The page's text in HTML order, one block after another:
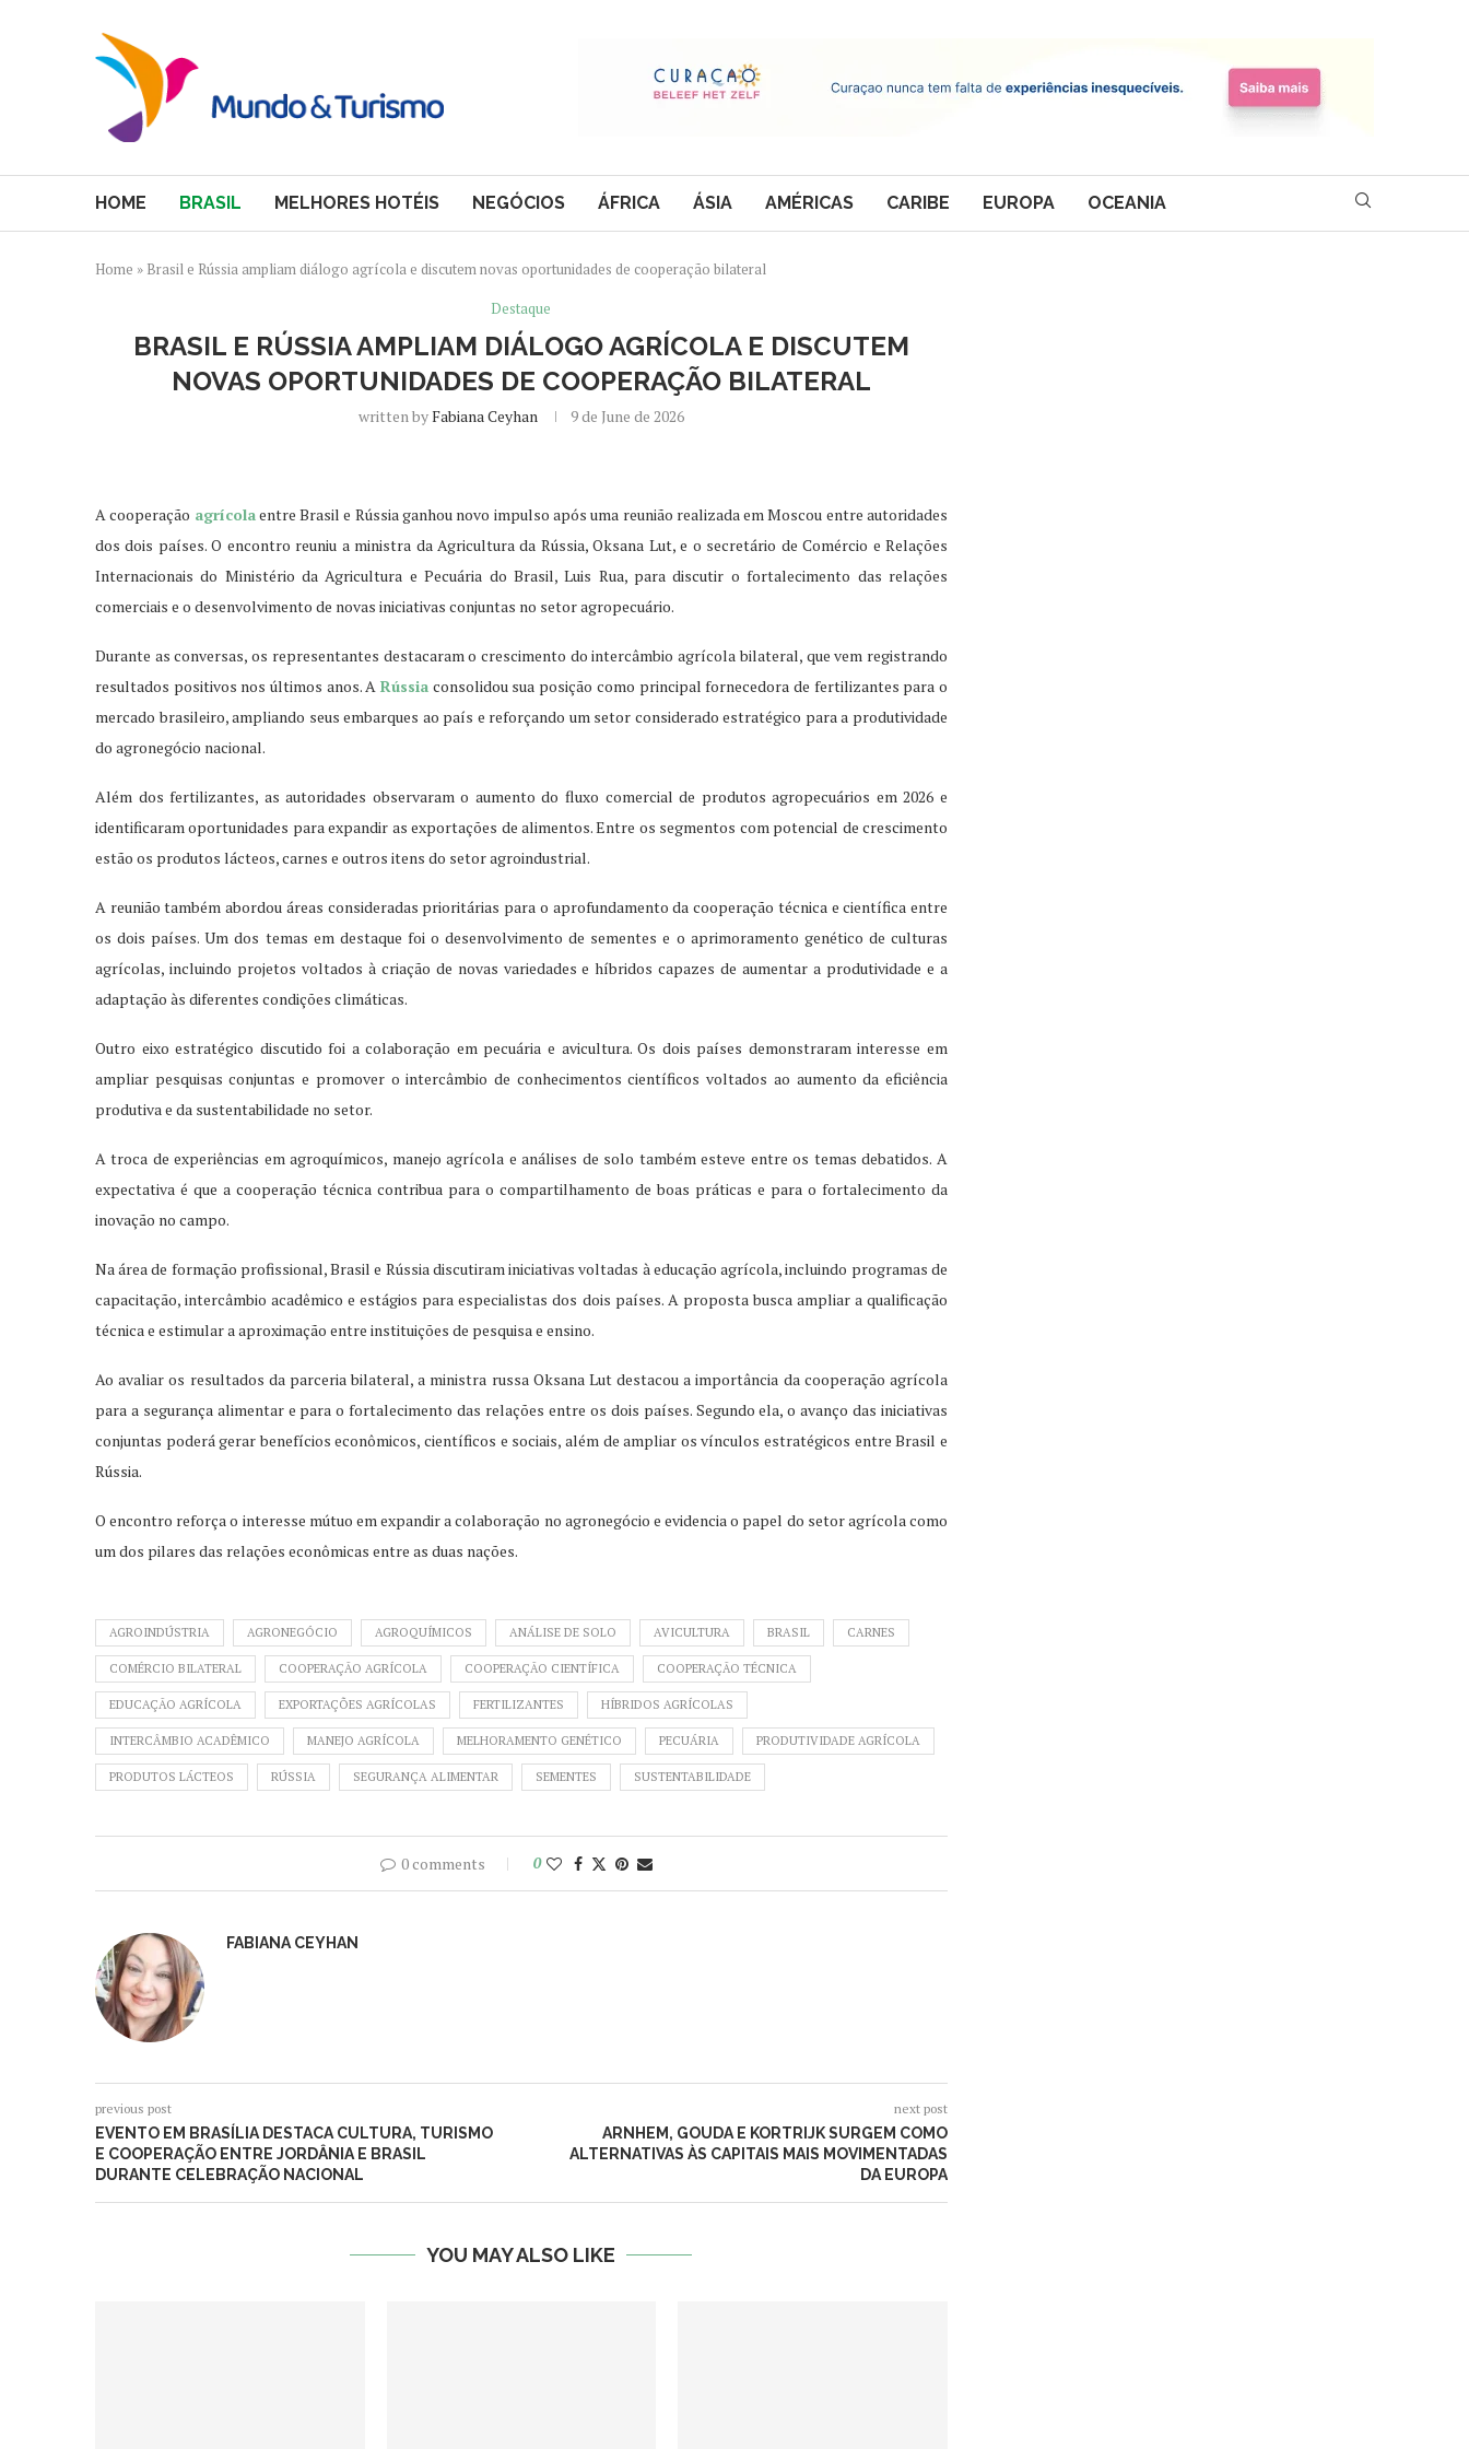
HOME BRASIL MELHORES HOTÉIS NEGÓCIOS ÁFRICA ÁSIA AMÉRICAS CARIBE EUROPA OCEANIA
Home » Brasil e Rússia ampliam diálogo agrícola e discutem novas oportunidades de cooperação bilateral
Destaque
BRASIL E RÚSSIA AMPLIAM DIÁLOGO AGRÍCOLA E DISCUTEM
NOVAS OPORTUNIDADES DE COOPERAÇÃO BILATERAL
written byFabiana Ceyhan 9 de June de 2026
A cooperação agrícolaentre Brasil e Rússia ganhou novo impulso após uma reunião realizada em Moscou entre autoridades
dos dois países. O encontro reuniu a ministra da Agricultura da Rússia, Oksana Lut, e o secretário de Comércio e Relações
Internacionais do Ministério da Agricultura e Pecuária do Brasil, Luis Rua, para discutir o fortalecimento das relações
comerciais e o desenvolvimento de novas iniciativas conjuntas no setor agropecuário.
Durante as conversas, os representantes destacaram o crescimento do intercâmbio agrícola bilateral, que vem registrando
resultados positivos nos últimos anos. ARússia consolidou sua posição como principal fornecedora de fertilizantes para o
mercado brasileiro, ampliando seus embarques ao país e reforçando um setor considerado estratégico para a produtividade
do agronegócio nacional.
Além dos fertilizantes, as autoridades observaram o aumento do fluxo comercial de produtos agropecuários em 2026 e
identificaram oportunidades para expandir as exportações de alimentos. Entre os segmentos com potencial de crescimento
estão os produtos lácteos, carnes e outros itens do setor agroindustrial.
A reunião também abordou áreas consideradas prioritárias para o aprofundamento da cooperação técnica e científica entre
os dois países. Um dos temas em destaque foi o desenvolvimento de sementes e o aprimoramento genético de culturas
agrícolas, incluindo projetos voltados à criação de novas variedades e híbridos capazes de aumentar a produtividade e a
adaptação às diferentes condições climáticas.
Outro eixo estratégico discutido foi a colaboração em pecuária e avicultura. Os dois países demonstraram interesse em
ampliar pesquisas conjuntas e promover o intercâmbio de conhecimentos científicos voltados ao aumento da eficiência
produtiva e da sustentabilidade no setor.
A troca de experiências em agroquímicos, manejo agrícola e análises de solo também esteve entre os temas debatidos. A
expectativa é que a cooperação técnica contribua para o compartilhamento de boas práticas e para o fortalecimento da
inovação no campo.
Na área de formação profissional, Brasil e Rússia discutiram iniciativas voltadas à educação agrícola, incluindo programas de
capacitação, intercâmbio acadêmico e estágios para especialistas dos dois países. A proposta busca ampliar a qualificação
técnica e estimular a aproximação entre instituições de pesquisa e ensino.
Ao avaliar os resultados da parceria bilateral, a ministra russa Oksana Lut destacou a importância da cooperação agrícola
para a segurança alimentar e para o fortalecimento das relações entre os dois países. Segundo ela, o avanço das iniciativas
conjuntas poderá gerar benefícios econômicos, científicos e sociais, além de ampliar os vínculos estratégicos entre Brasil e
Rússia.
O encontro reforça o interesse mútuo em expandir a colaboração no agronegócio e evidencia o papel do setor agrícola como
um dos pilares das relações econômicas entre as duas nações.
AGROINDÚSTRIA AGRONEGÓCIO AGROQUÍMICOS ANÁLISE DE SOLO AVICULTURA BRASIL CARNES
COMÉRCIO BILATERAL COOPERAÇÃO AGRÍCOLA COOPERAÇÃO CIENTÍFICA COOPERAÇÃO TÉCNICA
EDUCAÇÃO AGRÍCOLA EXPORTAÇÕES AGRÍCOLAS FERTILIZANTES HÍBRIDOS AGRÍCOLAS
INTERCÂMBIO ACADÊMICO MANEJO AGRÍCOLA MELHORAMENTO GENÉTICO PECUÁRIA PRODUTIVIDADE AGRÍCOLA
PRODUTOS LÁCTEOS RÚSSIA SEGURANÇA ALIMENTAR SEMENTES SUSTENTABILIDADE
0 comments 0
FABIANA CEYHAN
previous post
EVENTO EM BRASÍLIA DESTACA CULTURA, TURISMO
E COOPERAÇÃO ENTRE JORDÂNIA E BRASIL
DURANTE CELEBRAÇÃO NACIONAL
next post
ARNHEM, GOUDA E KORTRIJK SURGEM COMO
ALTERNATIVAS ÀS CAPITAIS MAIS MOVIMENTADAS
DA EUROPA
YOU MAY ALSO LIKE